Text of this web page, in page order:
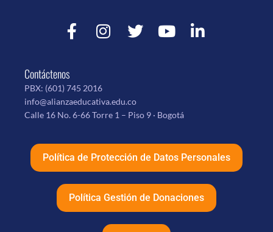
Contáctenos
PBX: (601) 745 2016
info@alianzaeducativa.edu.co
Calle 16 No. 6-66 Torre 1 – Piso 9 · Bogotá
Política de Protección de Datos Personales
Política Gestión de Donaciones